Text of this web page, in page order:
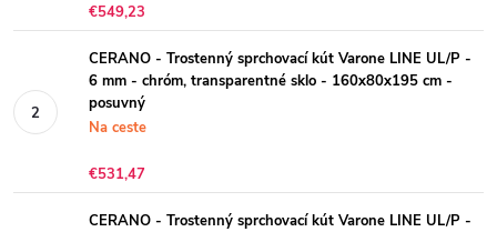
€549,23
CERANO - Trostenný sprchovací kút Varone LINE UL/P -
6 mm - chróm, transparentné sklo - 160x80x195 cm -
posuvný
Na ceste
€531,47
CERANO - Trostenný sprchovací kút Varone LINE UL/P -